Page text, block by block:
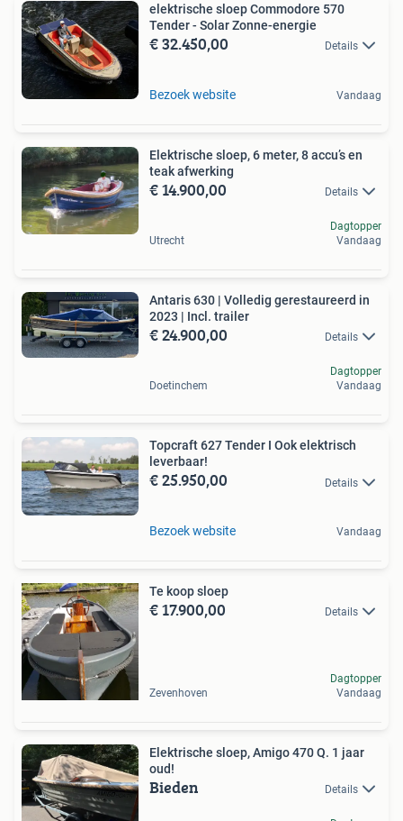
elektrische sloep Commodore 570
Tender - Solar Zonne-energie
€ 32.450,00 Details
Bezoek website Vandaag
Elektrische sloep, 6 meter, 8 accu’s en
teak afwerking
€ 14.900,00 Details
Utrecht
Dagtopper
Vandaag
Antaris 630 | Volledig gerestaureerd in
2023 | Incl. trailer
€ 24.900,00 Details
Doetinchem
Dagtopper
Vandaag
Topcraft 627 Tender I Ook elektrisch
leverbaar!
€ 25.950,00 Details
Bezoek website Vandaag
Te koop sloep
€ 17.900,00 Details
Zevenhoven
Dagtopper
Vandaag
Elektrische sloep, Amigo 470 Q. 1 jaar
oud!
Bieden Details